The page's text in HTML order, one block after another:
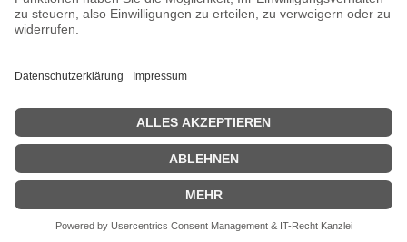
Bielefeld· Hannover ·Bremen·Hamburg ·Kiel ·Berlin·
Leipzig ·Erfurt
LEISTUNGEN & WISSEN
Steuerberatung·Monatliche Buchhaltung·Lohnbuchhaltung·
Steuerberater-Kosten
Steuer-Glossar·Steuer-Wissen·Karriere·
Steuerberater Mannheim